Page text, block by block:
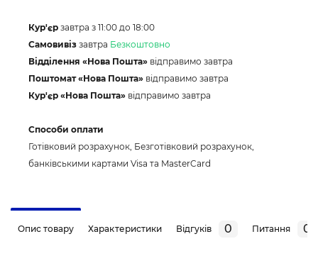
Кур'єр завтра з 11:00 до 18:00
Самовивіз завтра Безкоштовно
Відділення «Нова Пошта» відправимо завтра
Поштомат «Нова Пошта» відправимо завтра
Кур'єр «Нова Пошта» відправимо завтра
Способи оплати
Готівковий розрахунок, Безготівковий розрахунок,
банківськими картами Visa та MasterCard
Опис товару Характеристики Відгуків 0 Питання 0